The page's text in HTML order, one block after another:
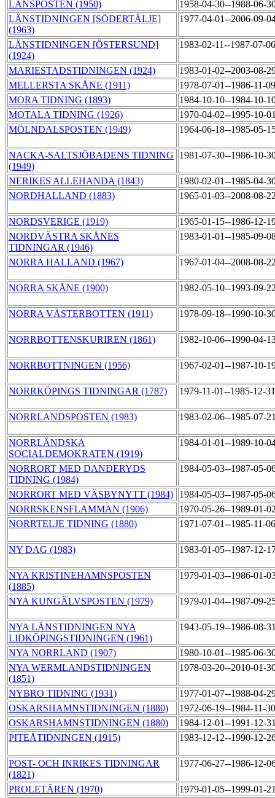
LÄNSPOSTEN (1950)
1958-04-30--1988-06-
LÄNSTIDNINGEN [SÖDERTÄLJE]
(1963)
1977-04-01--2006-09-
LÄNSTIDNINGEN [ÖSTERSUND]
(1924)
1983-02-11--1987-07-
MARIESTADSTIDNINGEN (1924)
1983-01-02--2003-08-
MELLERSTA SKÅNE (1911)
1978-07-01--1986-11-
MORA TIDNING (1893)
1984-10-10--1984-10-
MOTALA TIDNING (1926)
1970-04-02--1995-10-
MÖLNDALSPOSTEN (1949)
1964-06-18--1985-05-
NACKA-SALTSJÖBADENS TIDNING
(1949)
1981-07-30--1986-10-
NERIKES ALLEHANDA (1843)
1980-02-01--1985-04-
NORDHALLAND (1883)
1965-01-03--2008-08-
NORDSVERIGE (1919)
1965-01-15--1986-12-
NORDVÄSTRA SKÅNES
TIDNINGAR (1946)
1983-01-01--1985-09-
NORRA HALLAND (1967) 1967-01-04--2008-08-
NORRA SKÅNE (1900) 1982-05-10--1993-09-
NORRA VÄSTERBOTTEN (1911) 1978-09-18--1990-10-
NORRBOTTENSKURIREN (1861) 1982-10-06--1990-04-
NORRBOTTNINGEN (1956) 1967-02-01--1987-10-
NORRKÖPINGS TIDNINGAR (1787) 1979-11-01--1985-12-
NORRLANDSPOSTEN (1983) 1983-02-06--1985-07-
NORRLÄNDSKA
SOCIALDEMOKRATEN (1919)
1984-01-01--1989-10-
NORRORT MED DANDERYDS
TIDNING (1984)
1984-05-03--1987-05-
NORRORT MED VÄSBYNYTT (1984)
1984-05-03--1987-05-
NORRSKENSFLAMMAN (1906)
1970-05-26--1989-01-
NORRTELJE TIDNING (1880)
1971-07-01--1985-11-
NY DAG (1983) 1983-01-05--1987-12-
NYA KRISTINEHAMNSPOSTEN
(1885)
1979-01-03--1986-01-
NYA KUNGÄLVSPOSTEN (1979) 1979-01-04--1987-09-
NYA LÄNSTIDNINGEN NYA
LIDKÖPINGSTIDNINGEN (1961)
1943-05-19--1986-08-
NYA NORRLAND (1907)
1980-10-01--1985-06-
NYA WERMLANDSTIDNINGEN
(1851)
1978-03-20--2010-01-
NYBRO TIDNING (1931)
1977-01-07--1988-04-
OSKARSHAMNSTIDNINGEN (1880)
1972-06-19--1984-11-
OSKARSHAMNSTIDNINGEN (1880)
1984-12-01--1991-12-
PITEÅTIDNINGEN (1915)
1983-12-12--1990-12-
POST- OCH INRIKES TIDNINGAR
(1821)
1977-06-27--1986-12-
PROLETÄREN (1970)
1979-01-05--1999-01-